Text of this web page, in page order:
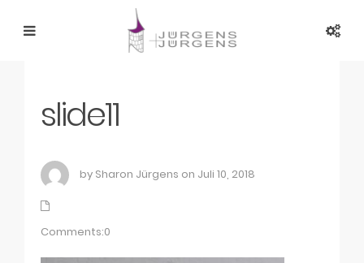
slide11
by Sharon Jürgens on Juli 10, 2018
Comments:0